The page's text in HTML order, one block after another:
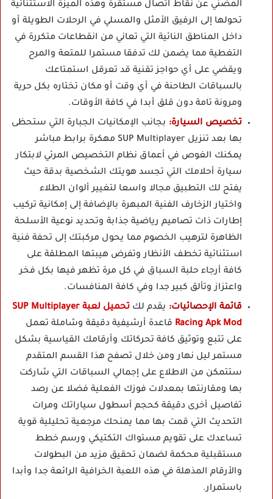
المضني عن نقاط اتصال مستقرة وهذه الميزة الاستثنائية
تحولها إلى الرفيق الأمثل والمسلي في الرحلات الطويلة أو
داخل المناطق النائية التي تعاني من انقطاعات متكررة في
التغطية مما يضمن لك تدفقا مستمرا للمتعة والمرح
ويقضي على أي حواجز تقنية قد تعرقل استمتاعك
بالسباقات الطاحنة في أي وقت أو مكان تختاره بكل حرية
ومرونة تامة دون قلق أبدا في كافة الأوقات.
تخصيص السيارة: بجانب الإمكانيات الجبارة التي ستحظى
بها بعد تنزيل SUP Multiplayer مهكرة برابط مباشر
يمكنك الغوص في أعماق نظام التخصيص المرئي لابتكار
سيارة أحلامك التي تجسد هويتك الشخصية بدقة حيث
يفتح لك التطبيق مجالا واسعا لتغيير ألوان الطلاء
واختيار الزخارف الفنية المبهرة بالإضافة إلى إمكانية تركيب
إطارات ذات تصاميم رياضية جذابة وتحديد نوعية الأسلحة
الظاهرة لترهيب الخصوم مما يحول مركبتك إلى تحفة فنية
استثنائية تخطف الأنظار وتفرض هيبتها المطلقة على
كافة أرجاء حلبة السباق في كل مرة تظهر فيها بكل فخر
واعتزاز وتألق كبير جدا وفي كافة المنافسات.
قائمة الإحصائيات: يقدم لك
تحميل لعبة SUP Multiplayer
Racing Apk Mod قاعدة أرشيفية دقيقة وشاملة تعمل
على تتبع وتوثيق كافة تحركاتك وأرقامك القياسية بشكل
مستمر ليل نهار ومن خلال تصفح هذا القسم المتقدم
ستتمكن من الاطلاع على إجمالي السباقات التي شاركت
بها ومقارنتها بمعدلات فوزك الفعلية فضلا عن رصد
تفاصيل أخرى دقيقة كحجم أسطول سياراتك ومرات
التحديث التي قمت بها مما يمنحك مرجعية تحليلية قوية
تساعدك على تقويم مستواك التكتيكي ورسم خطط
مستقبلية محكمة لضمان تحقيق مزيد من البطولات
والأرقام المذهلة في هذه اللعبة الخرافية الرائعة جدا وأبدا
باستمرار.